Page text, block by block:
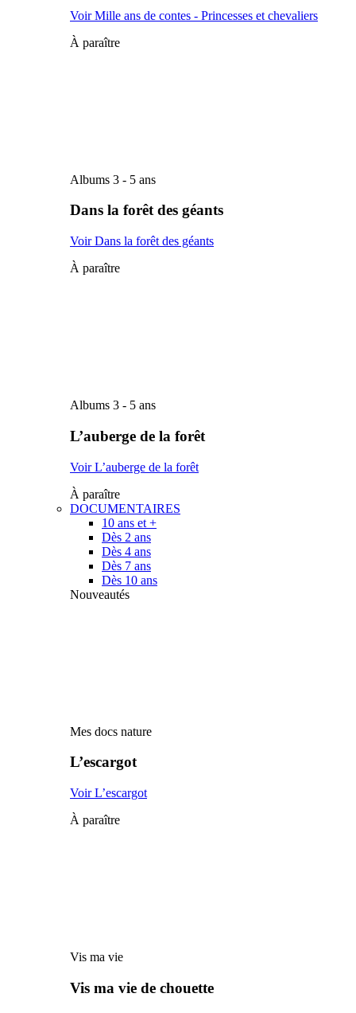
Voir Mille ans de contes - Princesses et chevaliers
À paraître
Albums 3 - 5 ans
Dans la forêt des géants
Voir Dans la forêt des géants
À paraître
Albums 3 - 5 ans
L’auberge de la forêt
Voir L’auberge de la forêt
À paraître
DOCUMENTAIRES
10 ans et +
Dès 2 ans
Dès 4 ans
Dès 7 ans
Dès 10 ans
Nouveautés
Mes docs nature
L’escargot
Voir L’escargot
À paraître
Vis ma vie
Vis ma vie de chouette